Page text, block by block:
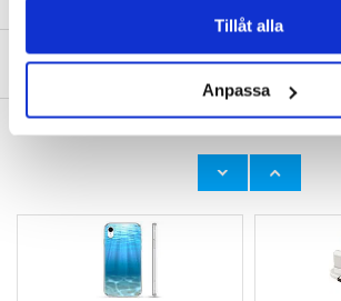
Tillåt alla
Anpassa
SKRIV EN RECENSION
Apple Watch Series 11/10/9/8/SE 3/SE
Apple Watch
3/(2022)/7/SE/
Läderarmband -